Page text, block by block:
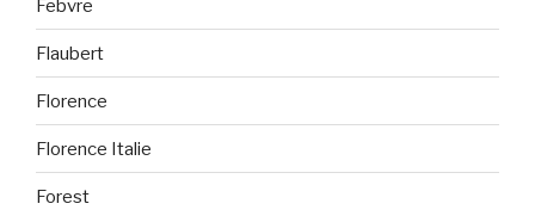
Febvre
Flaubert
Florence
Florence Italie
Forest